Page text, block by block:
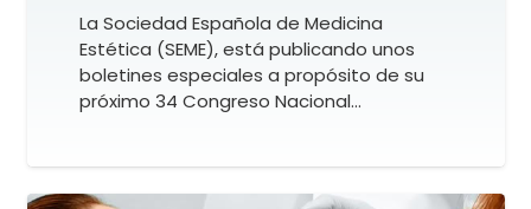
La Sociedad Española de Medicina
Estética (SEME), está publicando unos
boletines especiales a propósito de su
próximo 34 Congreso Nacional…